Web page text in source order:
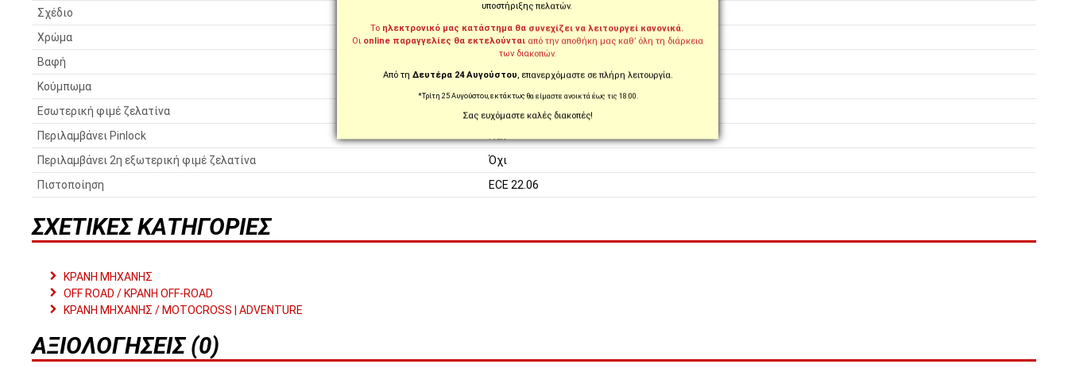
Σχέδιο
Με Γραφικά
Χρώμα
Γκρι, Κόκκινο, Μαύρο
Βαφή
Κούμπωμα
Εσωτερική φιμέ ζελατίνα
Ναι
Περιλαμβάνει Pinlock
Περιλαμβάνει 2η εξωτερική φιμέ ζελατίνα
Όχι
Πιστοποίηση
ECE 22.06
ΣΧΕΤΙΚΈΣ ΚΑΤΗΓΟΡΊΕΣ
ΚΡΑΝΗ ΜΗΧΑΝΗΣ
OFF ROAD / ΚΡΑΝΗ OFF-ROAD
ΚΡΑΝΗ ΜΗΧΑΝΗΣ / MOTOCROSS | ADVENTURE
ΑΞΙΟΛΟΓΉΣΕΙΣ (0)
υποστήριξης πελατών.
Το ηλεκτρονικό μας κατάστημα θα συνεχίζει να λειτουργεί κανονικά.
Οι online παραγγελίες θα εκτελούνται από την αποθήκη μας καθ’ όλη τη διάρκεια
των διακοπών.
Από τη Δευτέρα 24 Αυγούστου, επανερχόμαστε σε πλήρη λειτουργία.
*Τρίτη 25 Αυγούστου, εκτάκτως θα είμαστε ανοικτά έως τις 18:00.
Σας ευχόμαστε καλές διακοπές!